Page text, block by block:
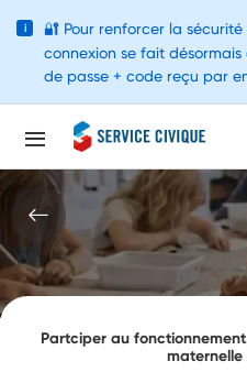
Partciper au
maternelle
i 🔐 Pour renforcer la
connexion se fait
de passe + code reçu par